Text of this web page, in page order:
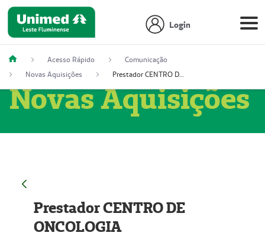
Login
Acesso Rápido
Comunicação
Novas Aquisições
Prestador CENTRO DE ONCOLOGIA
Novas Aquisições
Prestador CENTRO DE
ONCOLOGIA